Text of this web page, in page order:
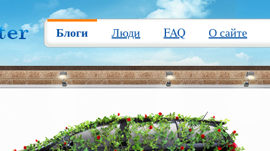
Блоги Люди FAQ О сайте